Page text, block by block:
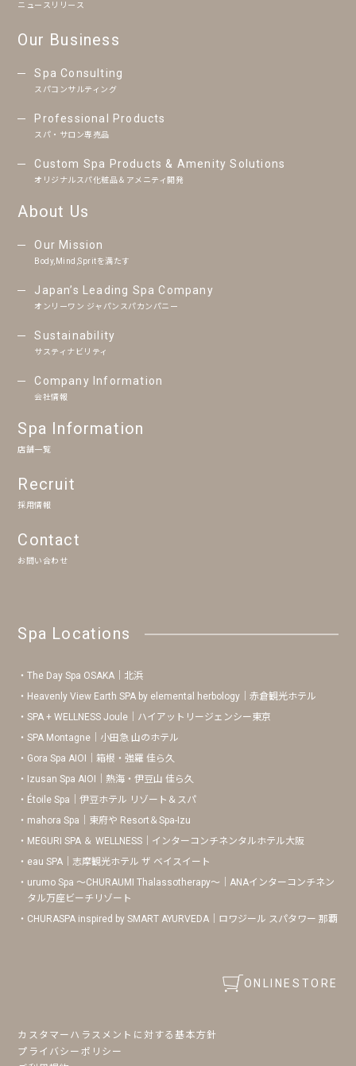
ニュースリリース
Our Business
Spa Consulting
スパコンサルティング
Professional Products
スパ・サロン専売品
Custom Spa Products & Amenity Solutions
オリジナルスパ化粧品＆アメニティ開発
About Us
Our Mission
Body,Mind,Spritを満たす
Japan’s Leading Spa Company
オンリーワン ジャパンスパカンパニー
Sustainability
サスティナビリティ
Company Information
会社情報
Spa Information
店舗一覧
Recruit
採用情報
Contact
お問い合わせ
Spa Locations
The Day Spa OSAKA｜北浜
Heavenly View Earth SPA by elemental herbology｜赤倉観光ホテル
SPA + WELLNESS Joule｜ハイアットリージェンシー東京
SPA Montagne｜小田急 山のホテル
Gora Spa AIOI｜箱根・強羅 佳ら久
Izusan Spa AIOI｜熱海・伊豆山 佳ら久
Étoile Spa｜伊豆ホテル リゾート＆スパ
mahora Spa｜東府や Resort＆Spa-Izu
MEGURI SPA ＆ WELLNESS｜インターコンチネンタルホテル大阪
eau SPA｜志摩観光ホテル ザ ベイスイート
urumo Spa 〜CHURAUMI Thalassotherapy〜｜ANAインターコンチネン
タル万座ビーチリゾート
CHURASPA inspired by SMART AYURVEDA｜ロワジール スパタワー 那覇
ONLINESTORE
カスタマーハラスメントに対する基本方針
プライバシーポリシー